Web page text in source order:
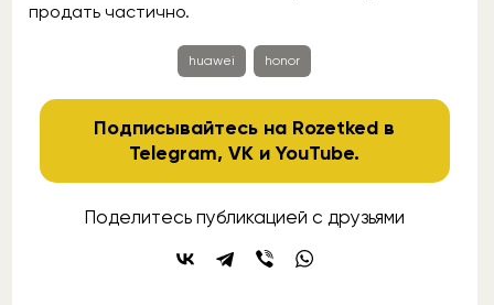
продать частично.
huawei honor
Подписывайтесь на Rozetked в
Telegram,VK иYouTube.
Поделитесь публикацией с друзьями